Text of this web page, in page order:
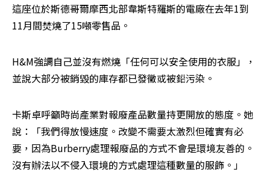
這座位於斯德哥爾摩西北部韋斯特羅斯的電廠在去年1到
11月間焚燒了15噸零售品。
H&M強調自己並沒有燃燒「任何可以安全使用的衣服」，
並說大部分被銷毀的庫存都已發黴或被鉛污染。
卡斯卓呼籲時尚產業對報廢產品數量持更開放的態度。她
說：「我們得放慢速度。改變不需要太激烈但確實有必
要，因為Burberry處理報廢品的方式不會是環境友善的。
沒有辦法以不侵入環境的方式處理這種數量的服飾。」